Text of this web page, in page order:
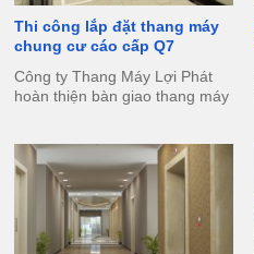
Thi công lắp đặt thang máy
chung cư cáo cấp Q7
Công ty Thang Máy Lợi Phát
hoàn thiện bàn giao thang máy